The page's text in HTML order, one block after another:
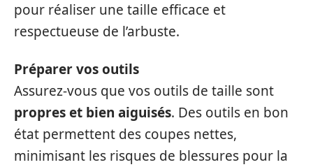
pour réaliser une taille efficace et
respectueuse de l’arbuste.
Préparer vos outils
Assurez-vous que vos outils de taille sont
propres et bien aiguisés. Des outils en bon
état permettent des coupes nettes,
minimisant les risques de blessures pour la